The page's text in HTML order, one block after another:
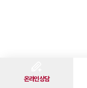
온라인상담